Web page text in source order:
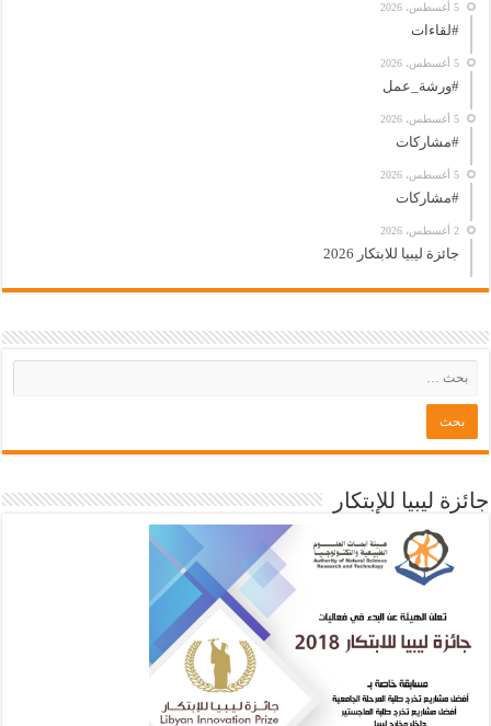
5 أغسطس، 2026
#لقاءات
5 أغسطس، 2026
#ورشة_عمل
5 أغسطس، 2026
#مشاركات
5 أغسطس، 2026
#مشاركات
2 أغسطس، 2026
جائزة ليبيا للابتكار 2026
جائزة ليبيا للإبتكار